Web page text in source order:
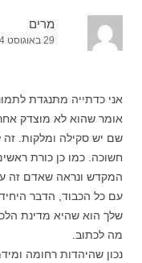
מרים
29 באוגוסט 2014 בשעה 12:19
אני כדתייה מתנגדת
אומר שהוא לא מוצדק
שם יש סקילה ומלקות. זה
חשוכה. כמו כן כורת
המקדש ונראה שאדם זה
עם כל הכבוד, הדבר
שלך הוא שהיא מדינת
מה לכתוב.
נכון שהיהדות רחומה